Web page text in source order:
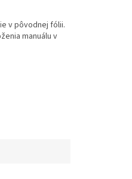
v pôvodnej fólii.
manuálu v